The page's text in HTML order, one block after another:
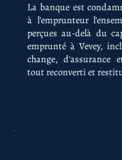
La banque est
à l'emprunteur
perçues au-delà du
emprunté à Vevey,
change, d'assurance
tout reconverti et